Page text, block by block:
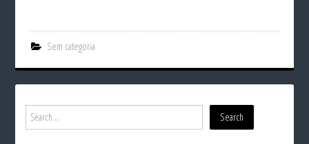
Sem categoria